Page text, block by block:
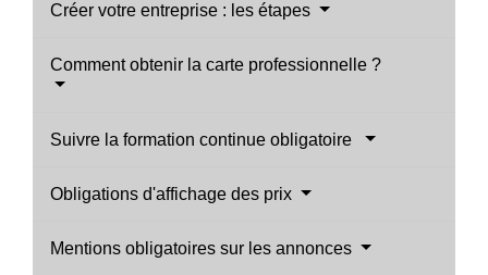
Créer votre entreprise : les étapes
Comment obtenir la carte professionnelle ?
Suivre la formation continue obligatoire
Obligations d'affichage des prix
Mentions obligatoires sur les annonces